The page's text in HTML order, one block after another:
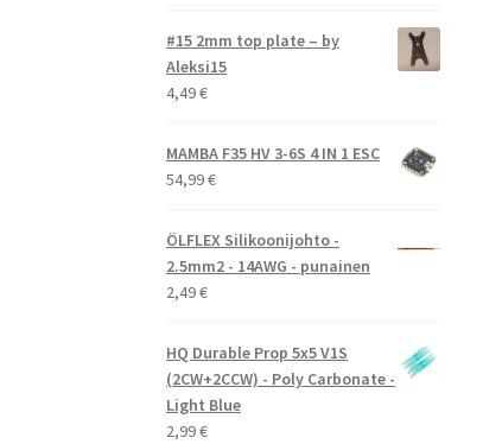
#15 2mm top plate – by
Aleksi15
4,49€
MAMBA F35 HV 3-6S 4 IN 1 ESC
54,99€
ÖLFLEX Silikoonijohto -
2.5mm2 - 14AWG - punainen
2,49€
HQ Durable Prop 5x5 V1S
(2CW+2CCW) - Poly Carbonate -
Light Blue
2,99€